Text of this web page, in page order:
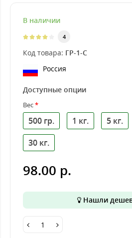
В наличии
4
Код товара: ГР-1-С
Россия
Доступные опции
Вес
500 гр. 1 кг. 5 кг.
30 кг.
98.00 р.
Нашли